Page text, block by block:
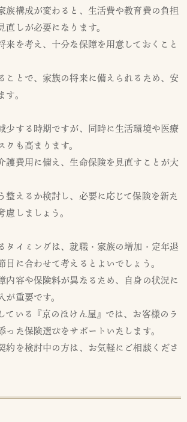
族構成が変わると、生活費や教育費の負担
しが必要になります。
来を考え、十分な保障を用意しておくこと
ことで、家族の将来に備えられるため、安
。
少する時期ですが、同時に生活環境や医療
も高まります。
護費用に備え、生命保険を見直すことが大
整えるか検討し、必要に応じて保険を新た
しましょう。
タイミングは、就職・家族の増加・定年退
に合わせて考えるとよいでしょう。
内容や保険料が異なるため、自身の状況に
重要です。
ている『京のほけん屋』では、お客様のラ
った保険選びをサポートいたします。
約を検討中の方は、お気軽にご相談くださ